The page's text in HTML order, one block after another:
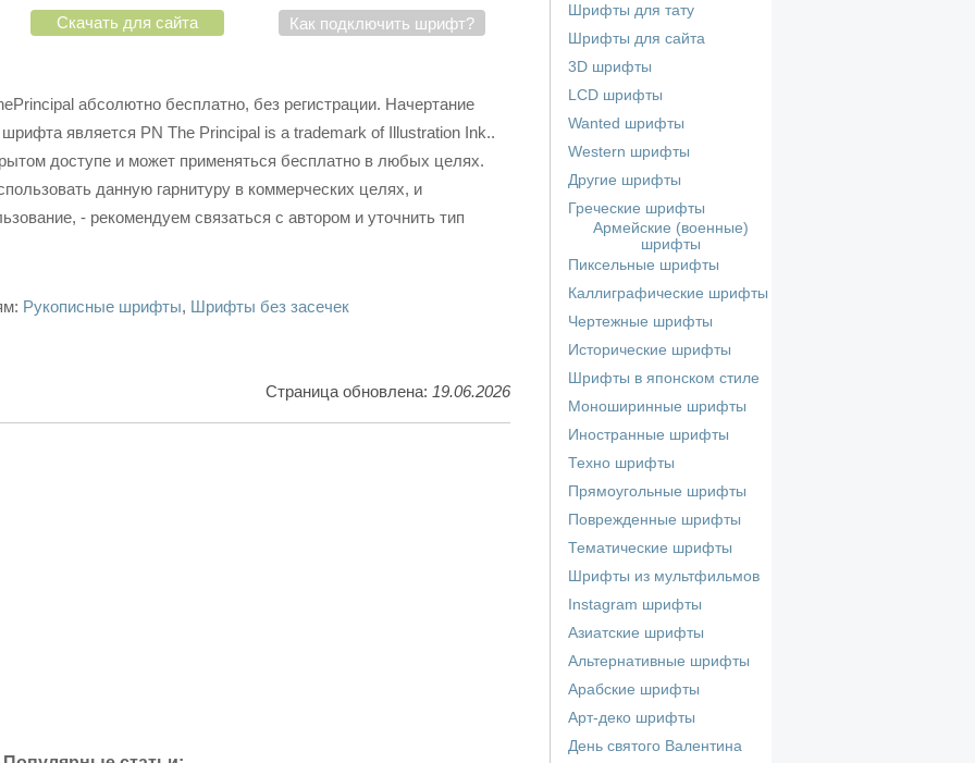
Скачать для сайта Как подключить шрифт?
абсолютно бесплатно, без регистрации. Начертание
является PN The Principal is a trademark of Illustration Ink..
доступе и может применяться бесплатно в любых целях.
данную гарнитуру в коммерческих целях, и
- рекомендуем связаться с автором и уточнить тип
Рукописные шрифты, Шрифты без засечек
Страница обновлена: 19.06.2026
Шрифты для тату
Шрифты для сайта
3D шрифты
LCD шрифты
Wanted шрифты
Western шрифты
Другие шрифты
Греческие шрифты
Армейские (военные)
шрифты
Пиксельные шрифты
Каллиграфические шрифты
Чертежные шрифты
Исторические шрифты
Шрифты в японском стиле
Моноширинные шрифты
Иностранные шрифты
Техно шрифты
Прямоугольные шрифты
Поврежденные шрифты
Тематические шрифты
Шрифты из мультфильмов
Instagram шрифты
Азиатские шрифты
Альтернативные шрифты
Арабские шрифты
Арт-деко шрифты
День святого Валентина